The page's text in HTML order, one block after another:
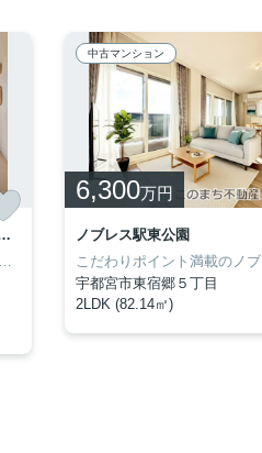
都宮操町ウインフォート
中古マンション
6,300万円
ノブレス駅東公園
宇都宮市東宿郷５丁目
2LDK (82.14㎡)